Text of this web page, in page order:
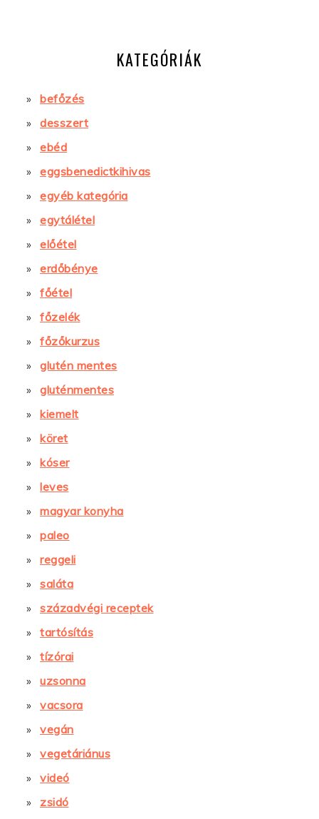
KATEGÓRIÁK
befőzés
desszert
ebéd
eggsbenedictkihivas
egyéb kategória
egytálétel
előétel
erdőbénye
főétel
főzelék
főzőkurzus
glutén mentes
gluténmentes
kiemelt
köret
kóser
leves
magyar konyha
paleo
reggeli
saláta
századvégi receptek
tartósítás
tízórai
uzsonna
vacsora
vegán
vegetáriánus
videó
zsidó